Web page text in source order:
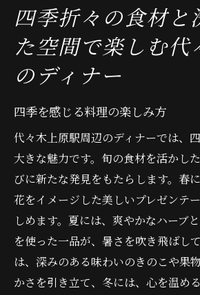
四季折々の食材と
た空間で楽しむ代
のディナー
四季を感じる料理の楽しみ方
代々木上原駅周辺のディナーでは、
大きな魅力です。旬の食材を活かし
びに新たな発見をもたらします。春
花をイメージした美しいプレゼンテ
しめます。夏には、爽やかなハーブ
を使った一品が、暑さを吹き飛ばし
は、深みのある味わいのきのこや果
かさを引き立て、冬には、心を温め